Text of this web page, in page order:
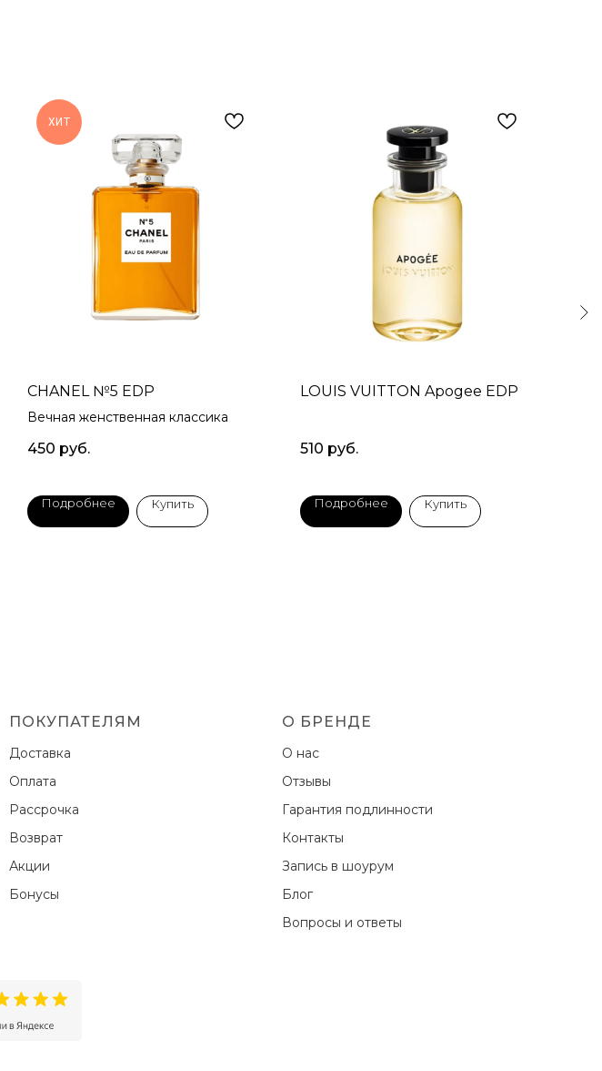
ХИТ
CHANEL №5 EDP
Вечная женственная классика
450 руб.
Подробнее Купить
LOUIS VUITTON Apogee EDP
510 руб.
Подробнее Купить
ПОКУПАТЕЛЯМ
Доставка
Оплата
Рассрочка
Возврат
Акции
Бонусы
О БРЕНДЕ
О нас
Отзывы
Гарантия подлинности
Контакты
Запись в шоурум
Блог
Вопросы и ответы